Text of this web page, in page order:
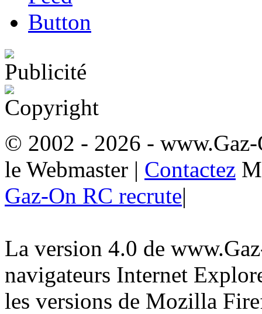
© 2002 - 2026 -
le Webmaster | Contactez
Gaz-On RC recrute|
La version 4.0 de
navigateurs Internet
les versions de Mozilla